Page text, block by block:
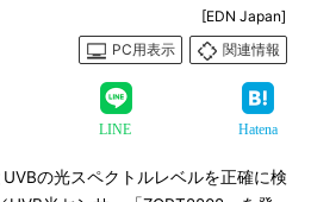
[EDN Japan]
PC用表示
関連情報
LINE Hatena
の光スペクトルレベルを正確に検